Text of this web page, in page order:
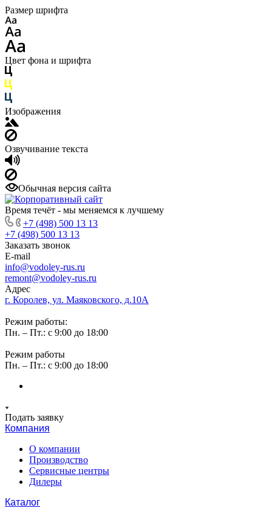
Размер шрифта
Цвет фона и шрифта
Изображения
Озвучивание текста
Обычная версия сайта
Время течёт - мы меняемся к лучшему
+7 (498) 500 13 13
+7 (498) 500 13 13
Заказать звонок
E-mail
info@vodoley-rus.ru
remont@vodoley-rus.ru
Адрес
г. Королев, ул. Маяковского, д.10А
Режим работы:
Пн. – Пт.: с 9:00 до 18:00
Режим работы
Пн. – Пт.: с 9:00 до 18:00
Подать заявку
Компания
О компании
Производство
Сервисные центры
Дилеры
Каталог